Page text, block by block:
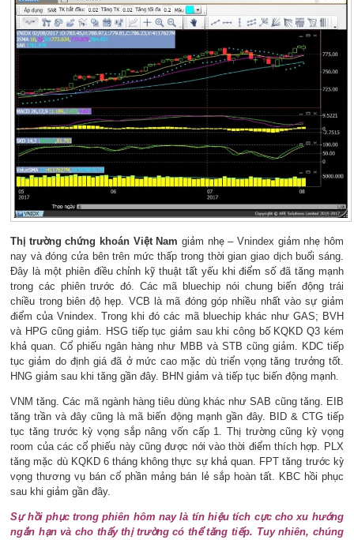
Thị trường chứng khoán Việt Nam giảm nhẹ – Vnindex giảm nhẹ hôm
nay và đóng cửa bên trên mức thấp trong thời gian giao dịch buổi sáng.
Đây là một phiên điều chỉnh kỹ thuật tất yếu khi điểm số đã tăng mạnh
trong các phiên trước đó. Các mã bluechip nói chung biến động trái
chiều trong biên độ hẹp. VCB là mã đóng góp nhiều nhất vào sự giảm
điểm của Vnindex. Trong khi đó các mã bluechip khác như GAS; BVH
và HPG cũng giảm. HSG tiếp tục giảm sau khi công bố KQKD Q3 kém
khả quan. Cổ phiếu ngân hàng như MBB và STB cũng giảm. KDC tiếp
tục giảm do định giá đã ở mức cao mặc dù triển vọng tăng trưởng tốt.
HNG giảm sau khi tăng gần đây. BHN giảm và tiếp tục biến động mạnh.
VNM tăng. Các mã ngành hàng tiêu dùng khác như SAB cũng tăng. EIB
tăng trần và đây cũng là mã biến động mạnh gần đây. BID & CTG tiếp
tục tăng trước kỳ vọng sắp nâng vốn cấp 1. Thị trường cũng kỳ vọng
room của các cổ phiếu này cũng được nới vào thời điểm thích hợp. PLX
tăng mặc dù KQKD 6 tháng không thực sự khả quan. FPT tăng trước kỳ
vọng thương vụ bán cổ phần mảng bán lẻ sắp hoàn tất. KBC hồi phục
sau khi giảm gần đây.
Sự hồi phục trong phiên hôm nay là tín hiệu tích cực cho xu hướng
ngắn hạn và cho thấy thị trường có thể tăng tiếp. Tuy nhiên, chúng